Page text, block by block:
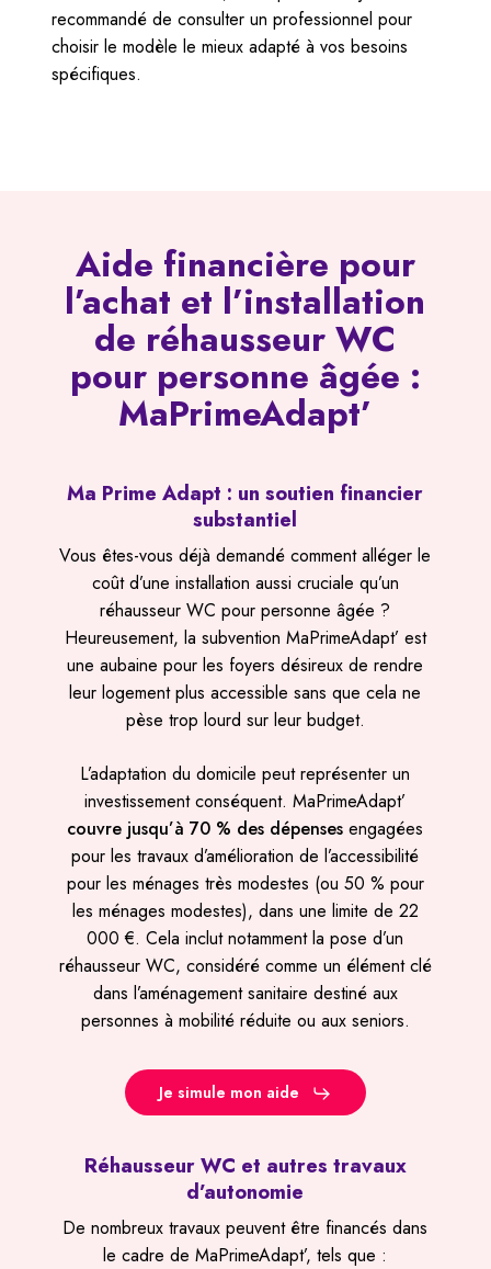
recommandé de consulter un professionnel pour
choisir le modèle le mieux adapté à vos besoins
spécifiques.
Aide financière pour
l’achat et l’installation
de réhausseur WC
pour personne âgée :
MaPrimeAdapt’
Ma Prime Adapt : un soutien financier
substantiel
Vous êtes-vous déjà demandé comment alléger le
coût d’une installation aussi cruciale qu’un
réhausseur WC pour personne âgée ?
Heureusement, la subvention MaPrimeAdapt’ est
une aubaine pour les foyers désireux de rendre
leur logement plus accessible sans que cela ne
pèse trop lourd sur leur budget.
L’adaptation du domicile peut représenter un
investissement conséquent. MaPrimeAdapt’
couvre jusqu’à 70 % des dépenses engagées
pour les travaux d’amélioration de l’accessibilité
pour les ménages très modestes (ou 50 % pour
les ménages modestes), dans une limite de 22
000 €. Cela inclut notamment la pose d’un
réhausseur WC, considéré comme un élément clé
dans l’aménagement sanitaire destiné aux
personnes à mobilité réduite ou aux seniors.
Je simule mon aide
Réhausseur WC et autres travaux
d’autonomie
De nombreux travaux peuvent être financés dans
le cadre de MaPrimeAdapt’, tels que :